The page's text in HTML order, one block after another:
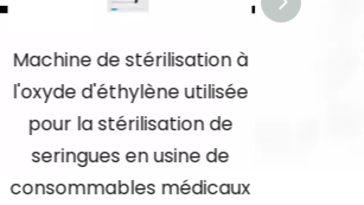
Machine de stérilisation à
l'oxyde d'éthylène utilisée
pour la stérilisation de
seringues en usine de
consommables médicaux